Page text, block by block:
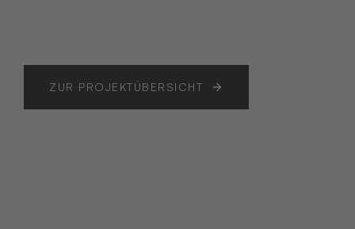
ZUR PROJEKTÜBERSICHT